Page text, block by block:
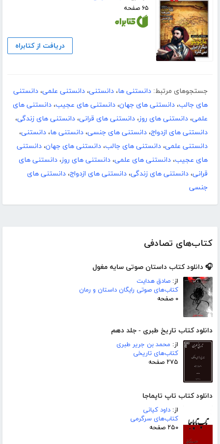
کتاب‌های تصادفی
🎧 دانلود کتاب داستان صوتی سایه مغول
از: صادق هدایت
کتاب‌های صوتی رایگان داستان و رمان
۰ صفحه
دانلود کتاب تاریخ طبری - جلد دهم
از: محمد بن جریر طبری
کتاب‌های تاریخی
۲۷۵ صفحه
دانلود کتاب تاپ تاپماجا
از: داود کیانی
کتاب‌های سرگرمی
۲۵۰ صفحه
۶۵ صفحه
دریافت از کتابراه
جستجوهای مرتبط: دانستنی ها، دانستنی، دانستنی علمی، دانستنی
های جالب، دانستنی های جهان، دانستنی های عجیب، دانستنی های
علمی، دانستنی های روز، دانستنی های قرانی، دانستنی های زندگی،
دانستنی های ازدواج، دانستنی های جنسی، دانستنی ها، دانستنی،
دانستنی علمی، دانستنی های جالب، دانستنی های جهان، دانستنی
های عجیب، دانستنی های علمی، دانستنی های روز، دانستنی های
قرانی، دانستنی های زندگی، دانستنی های ازدواج، دانستنی های
جنسی